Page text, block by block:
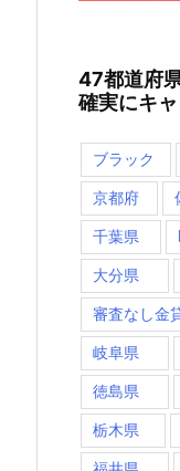
47都道府
確実にキ
ブラック
京都府
千葉県
大分県
審査なし金
岐阜県
徳島県
栃木県